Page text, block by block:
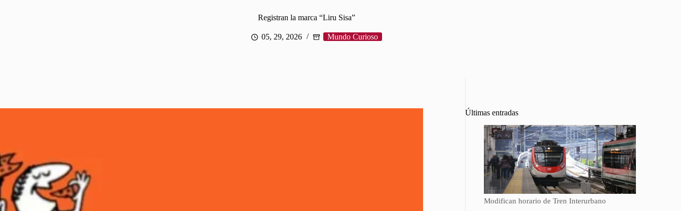
Registran la marca “Liru Sisa”
05, 29, 2026 Mundo Curioso
Últimas entradas
Modifican horario de Tren Interurbano